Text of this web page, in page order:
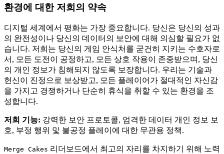
환경에 대한 저희의 약속
디지털 세계에서 평화는 가장 중요합니다. 당신은 당신의 성과
의 완전성이나 당신의 데이터의 보안에 대해 의심할 필요가 없
습니다. 저희는 당신의 게임 안식처를 굳건히 지키는 수호자로
서, 모든 도전이 공정하고, 모든 상호 작용이 존중받으며, 당신
의 개인 정보가 침해되지 않도록 보장합니다. 우리는 기술과
헌신이 진정으로 보상받고, 모든 플레이어가 절대적인 자신감
을 가지고 경쟁하거나 단순히 휴식을 취할 수 있는 환경을 조
성합니다.
저희 기능: 강력한 보안 프로토콜, 엄격한 데이터 개인 정보 보
호, 부정 행위 및 불공정 플레이에 대한 무관용 정책.
Merge Cakes 리더보드에서 최고의 자리를 차지하기 위해 노력